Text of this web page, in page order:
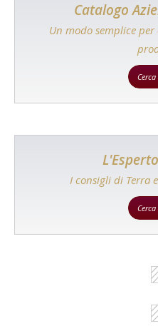
Catalogo
Un modo semplice
I consigli di Terra